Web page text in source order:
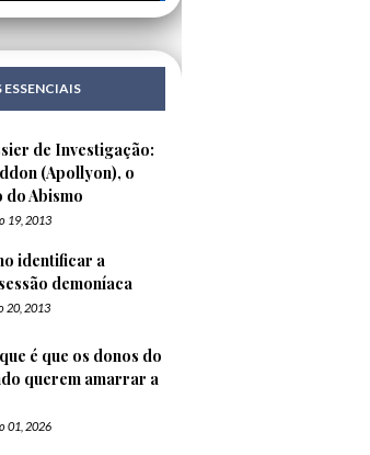
ESSENCIAIS
de Investigação:
(Apollyon), o
do Abismo
19, 2013
identificar a
demoníaca
20, 2013
é que os donos do
querem amarrar a
01, 2026